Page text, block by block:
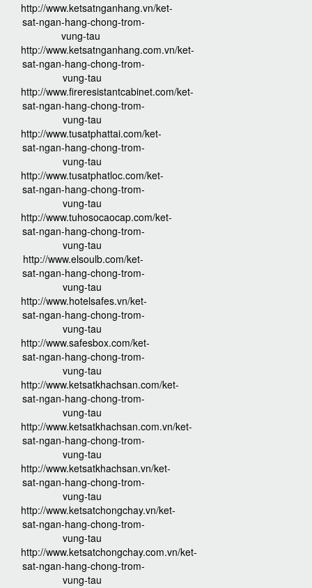
http://www.ketsatnganhang.vn/ket-
sat-ngan-hang-chong-trom-
vung-tau
http://www.ketsatnganhang.com.vn/ket-
sat-ngan-hang-chong-trom-
vung-tau
http://www.fireresistantcabinet.com/ket-
sat-ngan-hang-chong-trom-
vung-tau
http://www.tusatphattai.com/ket-
sat-ngan-hang-chong-trom-
vung-tau
http://www.tusatphatloc.com/ket-
sat-ngan-hang-chong-trom-
vung-tau
http://www.tuhosocaocap.com/ket-
sat-ngan-hang-chong-trom-
vung-tau
http://www.elsoulb.com/ket-
sat-ngan-hang-chong-trom-
vung-tau
http://www.hotelsafes.vn/ket-
sat-ngan-hang-chong-trom-
vung-tau
http://www.safesbox.com/ket-
sat-ngan-hang-chong-trom-
vung-tau
http://www.ketsatkhachsan.com/ket-
sat-ngan-hang-chong-trom-
vung-tau
http://www.ketsatkhachsan.com.vn/ket-
sat-ngan-hang-chong-trom-
vung-tau
http://www.ketsatkhachsan.vn/ket-
sat-ngan-hang-chong-trom-
vung-tau
http://www.ketsatchongchay.vn/ket-
sat-ngan-hang-chong-trom-
vung-tau
http://www.ketsatchongchay.com.vn/ket-
sat-ngan-hang-chong-trom-
vung-tau